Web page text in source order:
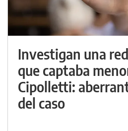
Investigan una
que captaba
Cipolletti:
del caso